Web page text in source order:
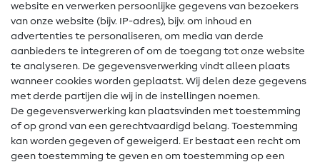
Gratis Naaipatronen
Hulp & contact
Contact
Wijziging van eigenaar
FAQ
Herroepingsrecht
website en verwerken persoonlijke gegevens van bezoekers
van onze website (bijv. IP-adres), bijv. om inhoud en
advertenties te personaliseren, om media van derde
aanbieders te integreren of om de toegang tot onze website
te analyseren. De gegevensverwerking vindt alleen plaats
wanneer cookies worden geplaatst. Wij delen deze gegevens
met derde partijen die wij in de instellingen noemen.
De gegevensverwerking kan plaatsvinden met toestemming
of op grond van een gerechtvaardigd belang. Toestemming
kan worden gegeven of geweigerd. Er bestaat een recht om
geen toestemming te geven en om toestemming op een